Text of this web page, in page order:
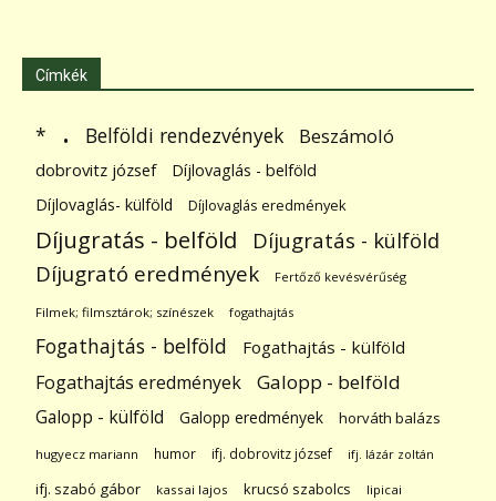
Címkék
* . Belföldi rendezvények Beszámoló
dobrovitz józsef
Díjlovaglás - belföld
Díjlovaglás- külföld
Díjlovaglás eredmények
Díjugratás - belföld Díjugratás - külföld
Díjugrató eredmények Fertőző kevésvérűség
Filmek; filmsztárok; színészek fogathajtás
Fogathajtás - belföld Fogathajtás - külföld
Fogathajtás eredmények Galopp - belföld
Galopp - külföld Galopp eredmények horváth balázs
hugyecz mariann humor ifj. dobrovitz józsef ifj. lázár zoltán
ifj. szabó gábor kassai lajos krucsó szabolcs lipicai